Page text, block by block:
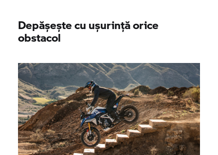
Depășește cu ușurință orice
obstacol